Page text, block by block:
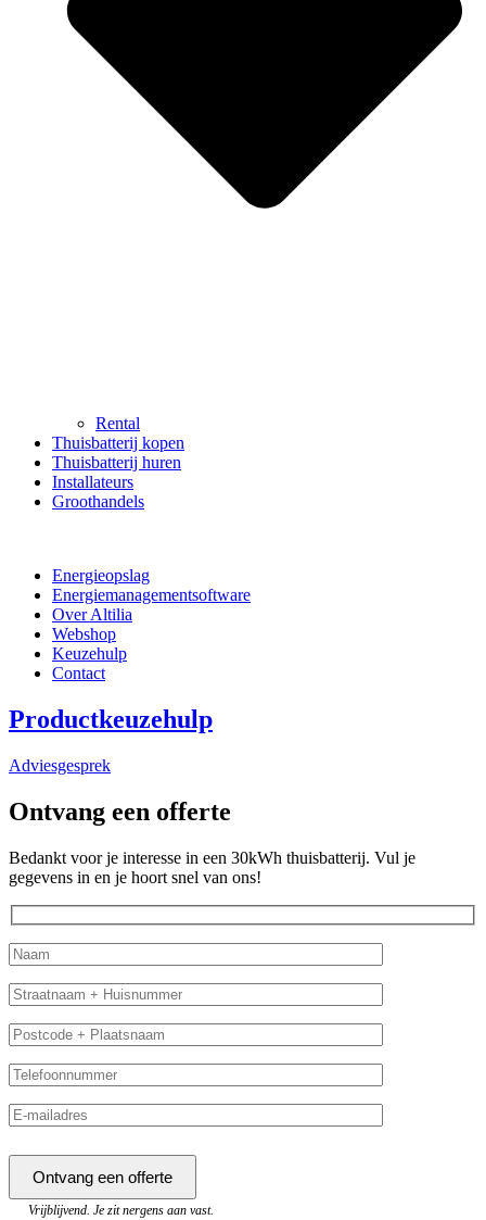
Rental
Thuisbatterij kopen
Thuisbatterij huren
Installateurs
Groothandels
Energieopslag
Energiemanagementsoftware
Over Altilia
Webshop
Keuzehulp
Contact
Productkeuzehulp
Adviesgesprek
Ontvang een offerte
Bedankt voor je interesse in een 30kWh thuisbatterij. Vul je
gegevens in en je hoort snel van ons!
Vrijblijvend. Je zit nergens aan vast.